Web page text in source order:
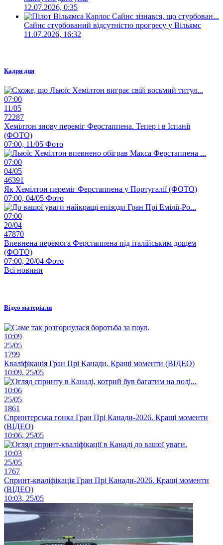
12.07.2026, 0:35
Сайнс стурбований відсутністю прогресу у Вільямс
11.07.2026, 16:32
Кадри дня
07:00
11/05
72287
Хемілтон знову переміг Ферстаппена. Тепер і в Іспанії
(ФОТО)
07:00, 11/05 Фото
07:00
04/05
46391
Як Хемілтон переміг Ферстаппена у Португалії (ФОТО)
07:00, 04/05 Фото
07:00
20/04
47870
Впевнена перемога Ферстаппена під італійським дощем
(ФОТО)
07:00, 20/04 Фото
Всі новини
Відео матеріали
10:09
25/05
1799
Кваліфікація Гран Прі Канади. Кращі моменти (ВІДЕО)
10:09, 25/05
10:06
25/05
1861
Спринтерська гонка Гран Прі Канади-2026. Кращі моменти
(ВІДЕО)
10:06, 25/05
10:03
25/05
1767
Спринт-кваліфікація Гран Прі Канади-2026. Кращі моменти
(ВІДЕО)
10:03, 25/05